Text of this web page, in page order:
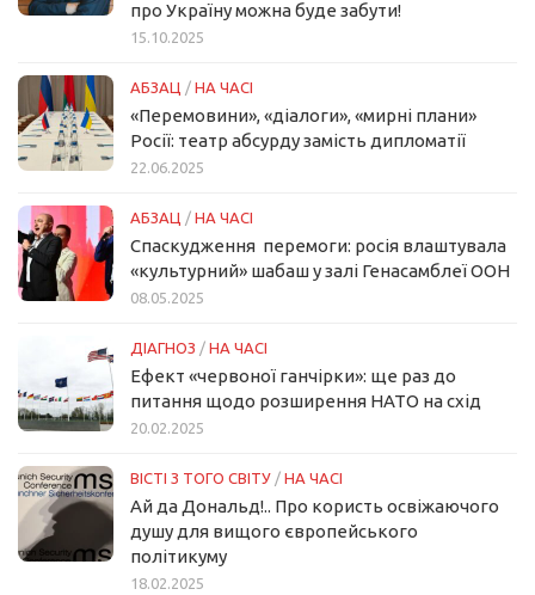
про Україну можна буде забути!
15.10.2025
АБЗАЦ / НА ЧАСІ
«Перемовини», «діалоги», «мирні плани»
Росії: театр абсурду замість дипломатії
22.06.2025
АБЗАЦ / НА ЧАСІ
Спаскудження перемоги: росія влаштувала
«культурний» шабаш у залі Генасамблеї ООН
08.05.2025
ДІАГНОЗ / НА ЧАСІ
Ефект «червоної ганчірки»: ще раз до
питання щодо розширення НАТО на схід
20.02.2025
ВІСТІ З ТОГО СВІТУ / НА ЧАСІ
Ай да Дональд!.. Про користь освіжаючого
душу для вищого європейського
політикуму
18.02.2025